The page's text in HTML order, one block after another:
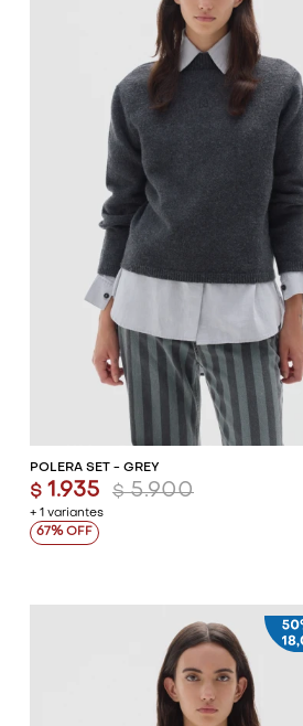
AGREGAR AL CARRITO
POLERA SET - GREY
+ 1 variantes
$ 1.935 $ 5.900
67